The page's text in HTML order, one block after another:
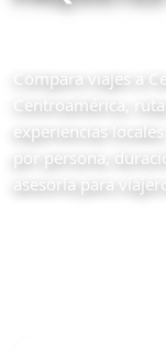
Compara viajes a
Centroamérica,
experiencias
por persona,
asesoría para